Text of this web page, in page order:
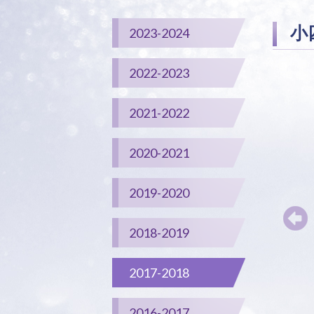
2023-2024
2022-2023
2021-2022
2020-2021
2019-2020
2018-2019
2017-2018
小